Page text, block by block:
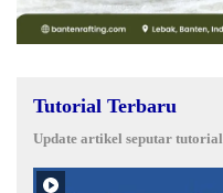
Tutorial Terbaru
Update artikel seputar tutorial